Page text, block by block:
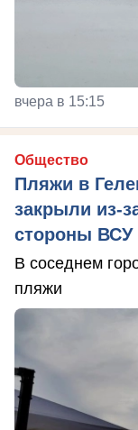
вчера в 15:15
Общество
Пляжи в
закрыли из-
стороны ВСУ
В соседнем
пляжи